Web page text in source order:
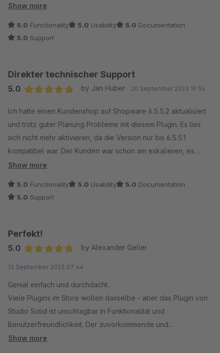
während des Prozess wurde man auf den laufenden gehalten.
Show more
5.0 Functionality 5.0 Usability 5.0 Documentation
5.0 Support
Direkter technischer Support
5.0
by Jan Huber 20 September 2023 19:56
Ich hatte einen Kundenshop auf Shopware 6.5.5.2 aktualisiert
und trotz guter Planung Probleme mit diesem Plugin. Es lies
sich nicht mehr aktivieren, da die Version nur bis 6.5.5.1
kompatibel war. Der Kunden war schon am eskalieren, es
müsse bis morgen laufen... Ich konnte das Theme mit einem
schon in Testung und kurz vor Herausgabe. Der Entwickler hat
mir sehr kompetent direkt am Hörer geholfen die Version
noch nie erlebt. Die Erweiterung läuft wie wie die Jahre davor,
völlig problemlos und stabil. Herzlichen Dank Herr Diroll!
Show more
5.0 Functionality 5.0 Usability 5.0 Documentation
5.0 Support
Perfekt!
5.0
by Alexander Geller
13 September 2023 07:44
Genial einfach und durchdacht.
Viele Plugins im Store wollen dasselbe - aber das Plugin von
Studio Solid ist unschlagbar in Funktionalität und
Benutzerfreundlichkeit. Der zuvorkommende und
spitzenmäßige Support macht das Plugin zu einem MUST
Show more